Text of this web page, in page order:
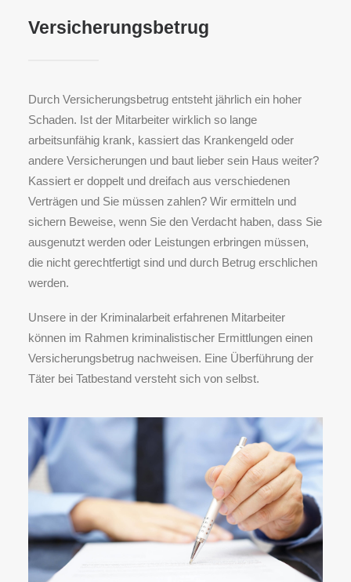
Versicherungsbetrug
Durch Versicherungsbetrug entsteht jährlich ein hoher
Schaden. Ist der Mitarbeiter wirklich so lange
arbeitsunfähig krank, kassiert das Krankengeld oder
andere Versicherungen und baut lieber sein Haus weiter?
Kassiert er doppelt und dreifach aus verschiedenen
Verträgen und Sie müssen zahlen? Wir ermitteln und
sichern Beweise, wenn Sie den Verdacht haben, dass Sie
ausgenutzt werden oder Leistungen erbringen müssen,
die nicht gerechtfertigt sind und durch Betrug erschlichen
werden.
Unsere in der Kriminalarbeit erfahrenen Mitarbeiter
können im Rahmen kriminalistischer Ermittlungen einen
Versicherungsbetrug nachweisen. Eine Überführung der
Täter bei Tatbestand versteht sich von selbst.